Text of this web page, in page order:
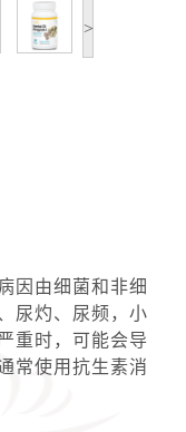
>
因由细菌和非细
尿灼、尿频，小
重时，可能会导
常使用抗生素消